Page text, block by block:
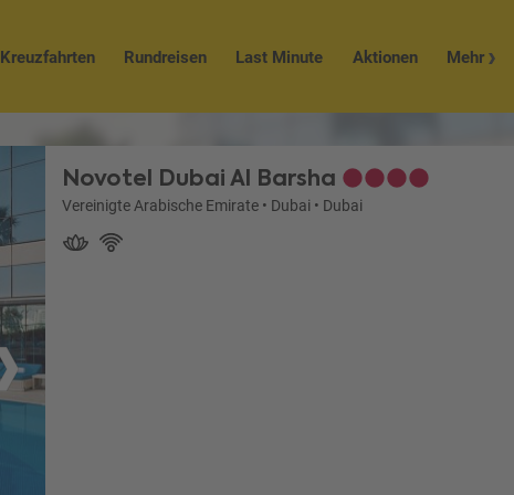
Kreuzfahrten Rundreisen Last Minute Aktionen Mehr
Novotel Dubai Al Barsha
Vereinigte Arabische Emirate • Dubai • Dubai